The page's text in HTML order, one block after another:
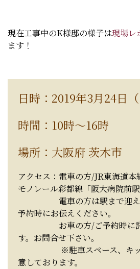
現在工事中のK様邸の様子は現場レ
ます！
日時：2019年3月24日（
時間：10時～16時
場所：大阪府 茨木市
アクセス：電車の方/JR東海道
モノレール彩都線「阪大病院前駅
電車の方は駅まで迎えに
予約時にお伝えください。
お車の方/ご予約時に詳
す。お問合せ下さい。
※駐車スペース、キッズ
意しております。